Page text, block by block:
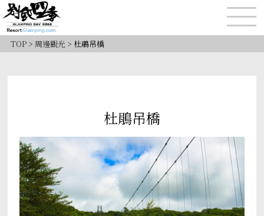
TOP > 周邊觀光 >杜鵑吊橋
杜鵑吊橋